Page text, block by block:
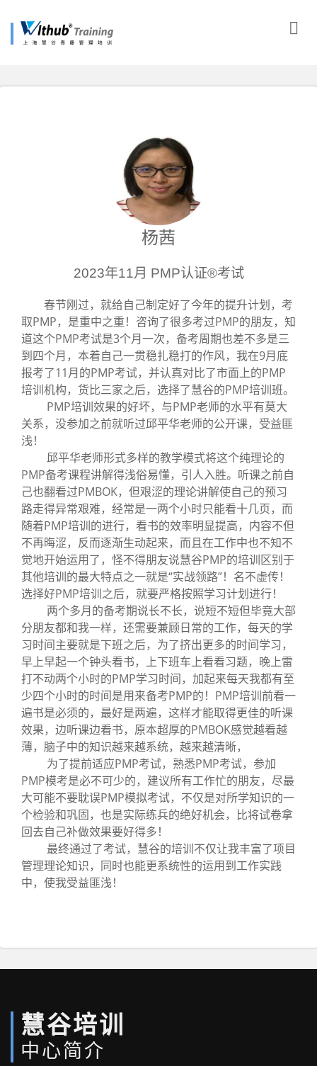
杨茜
2023年11月 PMP认证®考试
春节刚过，就给自己制定好了今年的提升计划，考
取PMP，是重中之重！咨询了很多考过PMP的朋友，知
道这个PMP考试是3个月一次，备考周期也差不多是三
到四个月，本着自己一贯稳扎稳打的作风，我在9月底
报考了11月的PMP考试，并认真对比了市面上的PMP
培训机构，货比三家之后，选择了慧谷的PMP培训班。
PMP培训效果的好坏，与PMP老师的水平有莫大
关系，没参加之前就听过邱平华老师的公开课，受益匪
浅！
邱平华老师形式多样的教学模式将这个纯理论的
PMP备考课程讲解得浅俗易懂，引人入胜。听课之前自
己也翻看过PMBOK，但艰涩的理论讲解使自己的预习
路走得异常艰难，经常是一两个小时只能看十几页，而
随着PMP培训的进行，看书的效率明显提高，内容不但
不再晦涩，反而逐渐生动起来，而且在工作中也不知不
觉地开始运用了，怪不得朋友说慧谷PMP的培训区别于
其他培训的最大特点之一就是“实战领路”！名不虚传！
选择好PMP培训之后，就要严格按照学习计划进行！
两个多月的备考期说长不长，说短不短但毕竟大部
分朋友都和我一样，还需要兼顾日常的工作，每天的学
习时间主要就是下班之后，为了挤出更多的时间学习，
早上早起一个钟头看书，上下班车上看看习题，晚上雷
打不动两个小时的PMP学习时间，加起来每天我都有至
少四个小时的时间是用来备考PMP的！PMP培训前看一
遍书是必须的，最好是两遍，这样才能取得更佳的听课
效果，边听课边看书，原本超厚的PMBOK感觉越看越
薄，脑子中的知识越来越系统，越来越清晰，
为了提前适应PMP考试，熟悉PMP考试，参加
PMP模考是必不可少的，建议所有工作忙的朋友，尽最
大可能不要耽误PMP模拟考试，不仅是对所学知识的一
个检验和巩固，也是实际练兵的绝好机会，比将试卷拿
回去自己补做效果要好得多！
最终通过了考试，慧谷的培训不仅让我丰富了项目
管理理论知识，同时也能更系统性的运用到工作实践
中，使我受益匪浅！
慧谷培训
中心简介